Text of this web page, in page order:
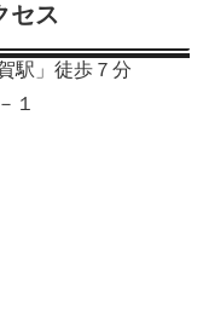
セス
駅」徒歩７分
１